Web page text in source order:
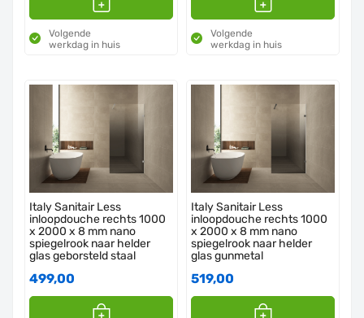
Volgende
werkdag in huis
Volgende
werkdag in huis
Italy Sanitair Less
inloopdouche rechts 1000
x 2000 x 8 mm nano
spiegelrook naar helder
glas geborsteld staal
499,00
Italy Sanitair Less
inloopdouche rechts 1000
x 2000 x 8 mm nano
spiegelrook naar helder
glas gunmetal
519,00